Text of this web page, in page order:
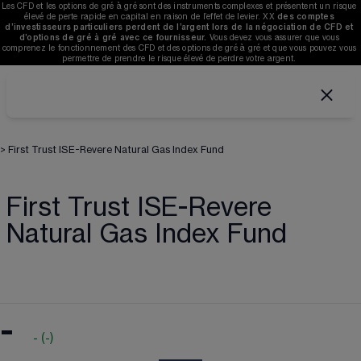
Les CFD et les options de gré à gré sont des instruments complexes et présentent un risque
élevé de perte rapide en capital en raison de l’effet de levier. XX des comptes
d’investisseurs particuliers perdent de l’argent lors de la négociation de CFD et
d’options de gré à gré avec ce fournisseur. Vous devez vous assurer que vous
comprenez le fonctionnement des CFD et des options de gré à gré et que vous pouvez vous
permettre de prendre le risque élevé de perdre votre argent.
> First Trust ISE-Revere Natural Gas Index Fund
First Trust ISE-Revere
Natural Gas Index Fund
- - (-)